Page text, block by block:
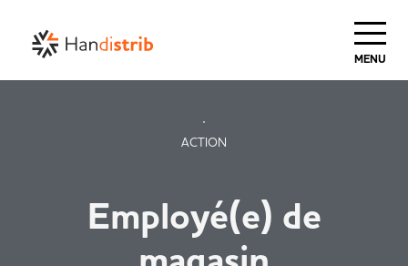
MENU
ACTION
Employé(e) de